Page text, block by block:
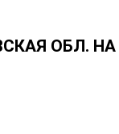
ОБЛ. НА